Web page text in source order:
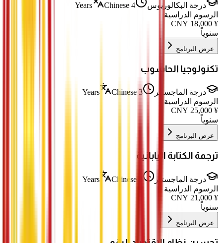
درجة البكالوريوس 4 Years
Chinese
الرسوم الدراسية
¥
18,000
سنوياً
عرض البرنامج
تكنولوجيا الحاسوب
درجة الماجستير 3 Years
Chinese
الرسوم الدراسية
¥
25,000
سنوياً
عرض البرنامج
ترجمة الكتابة اليابانية
درجة الماجستير
Chinese
الرسوم الدراسية
¥
21,000
سنوياً
عرض البرنامج